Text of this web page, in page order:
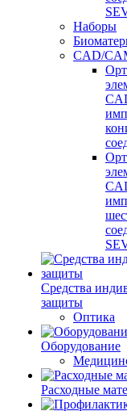
Наборы
CAD/
Средства
защиты
Оптика
Оборудование
Расходные